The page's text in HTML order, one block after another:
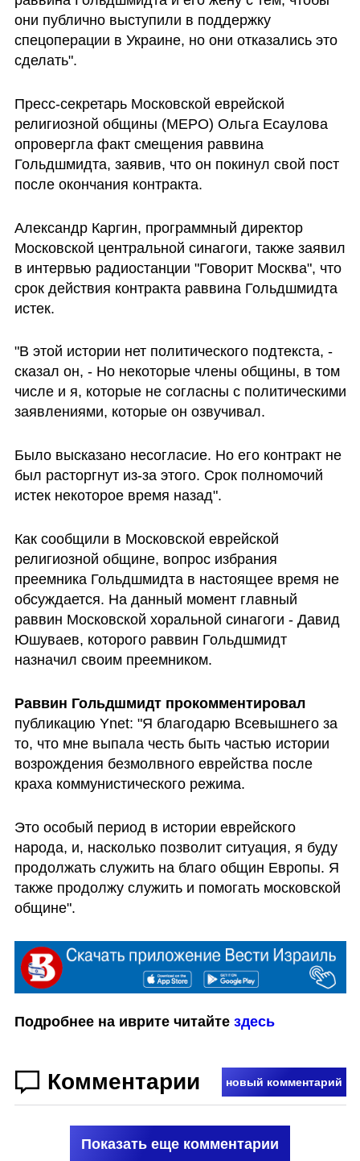
они публично выступили в поддержку
спецоперации в Украине, но они отказались это
сделать".
Пресс-секретарь Московской еврейской
религиозной общины (МЕРО) Ольга Есаулова
опровергла факт смещения раввина
Гольдшмидта, заявив, что он покинул свой пост
после окончания контракта.
Александр Каргин, программный директор
Московской центральной синагоги, также заявил
в интервью радиостанции "Говорит Москва", что
срок действия контракта раввина Гольдшмидта
истек.
"В этой истории нет политического подтекста, -
сказал он, - Но некоторые члены общины, в том
числе и я, которые не согласны с политическими
заявлениями, которые он озвучивал.
Было высказано несогласие. Но его контракт не
был расторгнут из-за этого. Срок полномочий
истек некоторое время назад".
Как сообщили в Московской еврейской
религиозной общине, вопрос избрания
преемника Гольдшмидта в настоящее время не
обсуждается. На данный момент главный
раввин Московской хоральной синагоги - Давид
Юшуваев, которого раввин Гольдшмидт
назначил своим преемником.
Раввин Гольдшмидт прокомментировал
публикацию Ynet: "Я благодарю Всевышнего за
то, что мне выпала честь быть частью истории
возрождения безмолвного еврейства после
краха коммунистического режима.
Это особый период в истории еврейского
народа, и, насколько позволит ситуация, я буду
продолжать служить на благо общин Европы. Я
также продолжу служить и помогать московской
общине".
Подробнее на иврите читайте здесь
Комментарии новый комментарий
Показать еще комментарии